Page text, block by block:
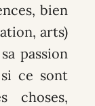
bien
arts)
passion
ce sont
choses,